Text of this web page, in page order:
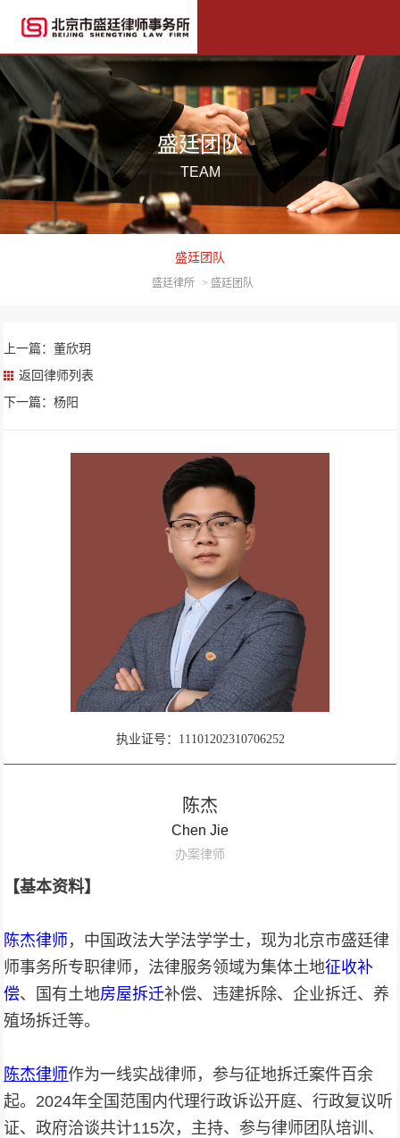
盛廷团队
TEAM
盛廷团队
盛廷律所 > 盛廷团队
上一篇：董欣玥
返回律师列表
下一篇：杨阳
执业证号：11101202310706252
陈杰
Chen Jie
办案律师
【基本资料】
陈杰律师 ，中国政法大学法学学士，现为北京市盛廷律
师事务所专职律师，法律服务领域为集体土地征收补
偿、国有土地房屋拆迁补偿、违建拆除、企业拆迁、养
殖场拆迁等。
陈杰律师作为一线实战律师，参与征地拆迁案件百余
起。2024年全国范围内代理行政诉讼开庭、行政复议听
证、政府洽谈共计115次，主持、参与律师团队培训、